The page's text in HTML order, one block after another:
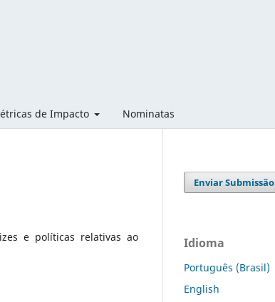
de Impacto Nominatas
e políticas relativas ao
Enviar Submissão
Idioma
Português (Brasil)
English